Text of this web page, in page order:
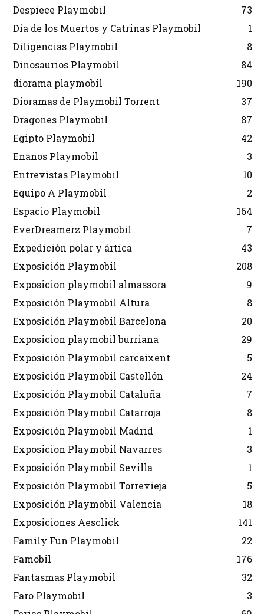
Despiece Playmobil
73
Día de los Muertos y Catrinas Playmobil
1
Diligencias Playmobil
8
Dinosaurios Playmobil
84
diorama playmobil
190
Dioramas de Playmobil Torrent
37
Dragones Playmobil
87
Egipto Playmobil
42
Enanos Playmobil
3
Entrevistas Playmobil
10
Equipo A Playmobil
2
Espacio Playmobil
164
EverDreamerz Playmobil
7
Expedición polar y ártica
43
Exposición Playmobil
208
Exposicion playmobil almassora
9
Exposición Playmobil Altura
8
Exposición Playmobil Barcelona
20
Exposicion playmobil burriana
29
Exposición Playmobil carcaixent
5
Exposición Playmobil Castellón
24
Exposición Playmobil Cataluña
7
Exposición Playmobil Catarroja
8
Exposición Playmobil Madrid
1
Exposicion Playmobil Navarres
3
Exposición Playmobil Sevilla
1
Exposición Playmobil Torrevieja
5
Exposición Playmobil Valencia
18
Exposiciones Aesclick
141
Family Fun Playmobil
22
Famobil
176
Fantasmas Playmobil
32
Faro Playmobil
3